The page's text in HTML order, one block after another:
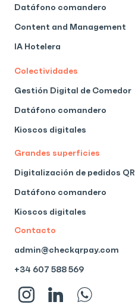
Datáfono comandero
Content and Management
IA Hotelera
Colectividades
Gestión Digital de Comedor
Datáfono comandero
Kioscos digitales
Grandes superficies
Digitalización de pedidos QR
Datáfono comandero
Kioscos digitales
Contacto
admin@checkqrpay.com
+34 607 588 569